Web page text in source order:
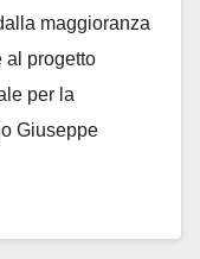
maggioranza
al progetto
per la
Giuseppe